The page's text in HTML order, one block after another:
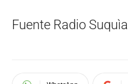
Fuente Radio Suquìa